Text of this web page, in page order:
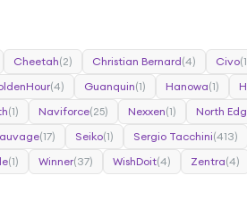
Cheetah(2) Christian Bernard(4) Civo
(4) Guanquin(1) Hanowa(1)
(1) Naviforce(25) Nexxen(1) North
(17) Seiko(1) Sergio Tacchini(413)
(1) Winner(37) WishDoit(4) Zentra(4)